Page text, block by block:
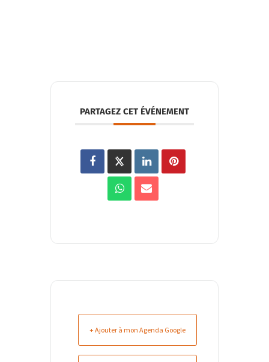
PARTAGEZ CET ÉVÉNEMENT
+ Ajouter à mon Agenda Google